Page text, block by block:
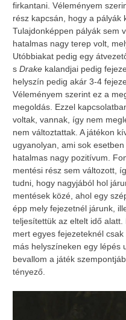
firkantani. Véleményem
rész kapcsán, hogy a pályák
Tulajdonképpen pályák sem
hatalmas nagy terep volt,
Utóbbiakat pedig egy
s Drake kalandjai pedig
helyszín pedig akár 3-4
Véleményem szerint ez a
megoldás. Ezzel
voltak, vannak, így nem
nem változtattak. A játékon
ugyanolyan, ami sok
hatalmas nagy pozitívum.
mentési rész sem változott,
tudni, hogy nagyjából hol
mentések közé, ahol egy
épp mely fejezetnél járunk,
teljesítettük az eltelt idő alatt.
mert egyes fejezeteknél
más helyszíneken egy lépés
bevallom a játék
tényező.